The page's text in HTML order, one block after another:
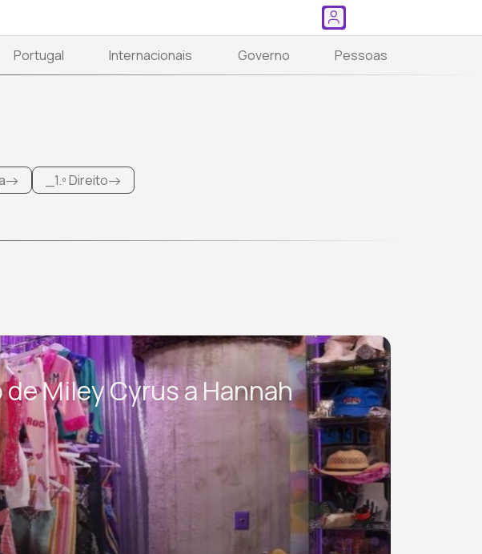
Portugal Internacionais Governo Pessoas
_1.º Direito
Miley Cyrus a Hannah